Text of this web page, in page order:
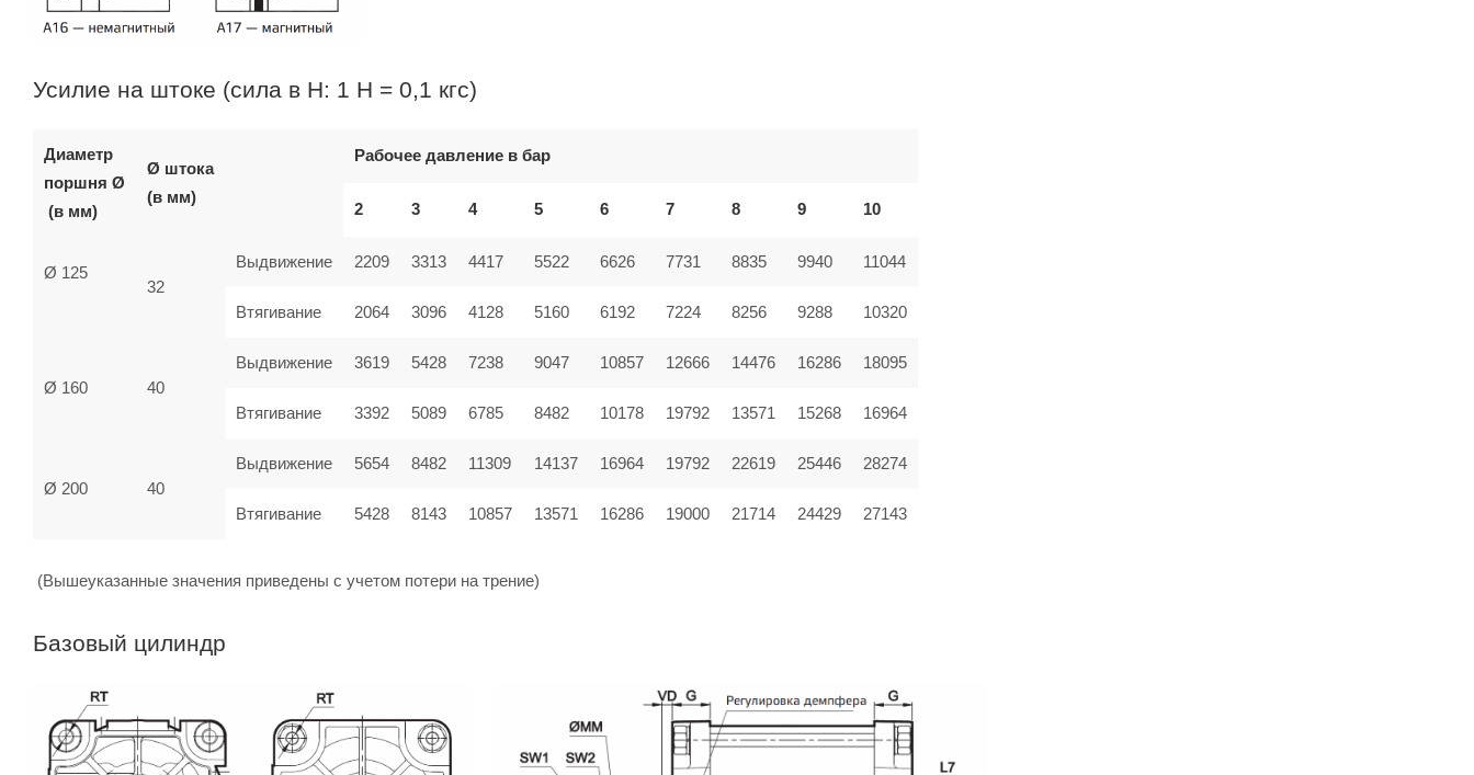
Усилие на штоке (сила в Н: 1 Н = 0,1 кгс)
Диаметр
поршня Ø
(в мм)
Ø штока
(в мм)
Рабочее давление в бар
2 3 4 5 6 7 8 9 10
Ø 125
32
Выдвижение 2209 3313 4417 5522 6626 7731 8835 9940 11044
Втягивание 2064 3096 4128 5160 6192 7224 8256 9288 10320
Ø 160 40
Выдвижение 3619 5428 7238 9047 10857 12666 14476 16286 18095
Втягивание 3392 5089 6785 8482 10178 19792 13571 15268 16964
Ø 200 40
Выдвижение 5654 8482 11309 14137 16964 19792 22619 25446 28274
Втягивание 5428 8143 10857 13571 16286 19000 21714 24429 27143
(Вышеуказанные значения приведены с учетом потери на трение)
Базовый цилиндр